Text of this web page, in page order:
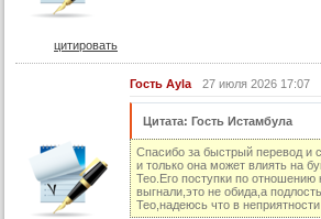
цитировать
Гость Ayla 27 июля 2026 17:07
Цитата: Гость Истамбула
Спасибо за быстрый перевод и
и только она может влиять на
Тео.Его поступки по отношению
выгнали,это не обида,а
Тео,надеюсь что в